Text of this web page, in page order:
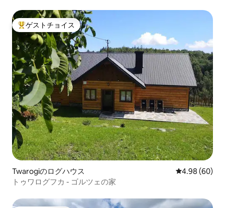
大好評のゲストチョイスです。
ゲストチョイス
Twarogiのログハウス レビュー60件
4.98 (60)
トゥワログフカ - ゴルツェの家